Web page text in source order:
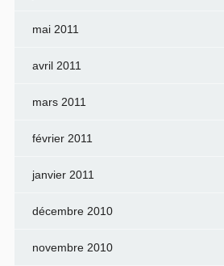
mai 2011
avril 2011
mars 2011
février 2011
janvier 2011
décembre 2010
novembre 2010